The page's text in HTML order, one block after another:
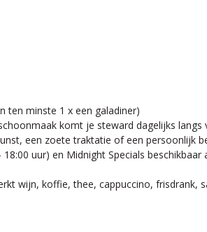
ten minste 1 x een galadiner)
komt je steward dagelijks langs
een zoete traktatie of een persoonlijk
uur) en Midnight Specials beschikbaar
wijn, koffie, thee, cappuccino, frisdrank,